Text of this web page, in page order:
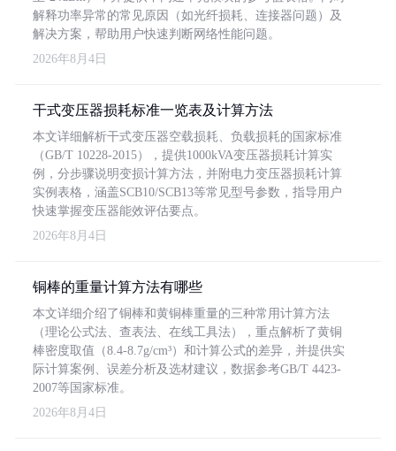
解释功率异常的常见原因（如光纤损耗、连接器问题）及
解决方案，帮助用户快速判断网络性能问题。
2026年8月4日
干式变压器损耗标准一览表及计算方法
本文详细解析干式变压器空载损耗、负载损耗的国家标准
（GB/T 10228-2015），提供1000kVA变压器损耗计算实
例，分步骤说明变损计算方法，并附电力变压器损耗计算
实例表格，涵盖SCB10/SCB13等常见型号参数，指导用户
快速掌握变压器能效评估要点。
2026年8月4日
铜棒的重量计算方法有哪些
本文详细介绍了铜棒和黄铜棒重量的三种常用计算方法
（理论公式法、查表法、在线工具法），重点解析了黄铜
棒密度取值（8.4-8.7g/cm³）和计算公式的差异，并提供实
际计算案例、误差分析及选材建议，数据参考GB/T 4423-
2007等国家标准。
2026年8月4日